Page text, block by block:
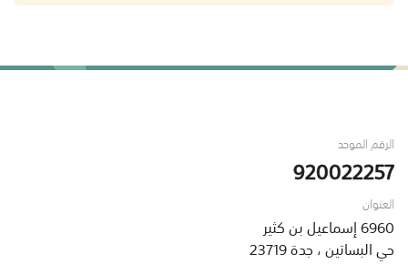
الرقم الموحد
920022257
العنوان
6960 إسماعيل بن كثير
حي البساتين ، جدة 23719